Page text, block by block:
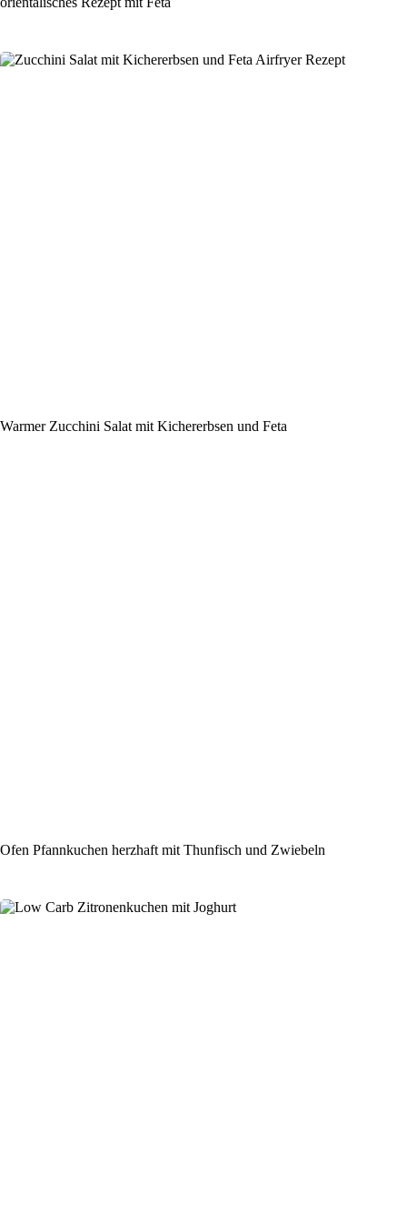
Warmer Zucchini Salat mit Kichererbsen und Feta
Ofen Pfannkuchen herzhaft mit Thunfisch und Zwiebeln